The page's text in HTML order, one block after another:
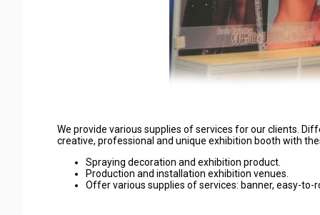
We provide various supplies of services for our clients.
creative, professional and unique exhibition booth with
Spraying decoration and exhibition product.
Production and installation exhibition venues.
Offer various supplies of services: banner, easy-